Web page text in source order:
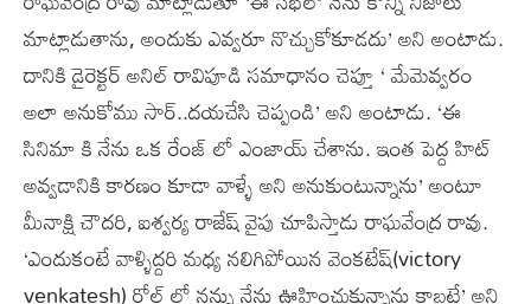
మాట్లాడుతాను, అందుకు ఎవ్వరూ నొచ్చుకోకూడదు’ అని అంటాడు.
దానికి డైరెక్టర్ అనిల్ రావిపూడి సమాధానం చెప్తూ ‘ మేమెవ్వరం
అలా అనుకోము సార్..దయచేసి చెప్పండి’ అని అంటాడు. ‘ఈ
సినిమా కి నేను ఒక రేంజ్ లో ఎంజాయ్ చేశాను. ఇంత పెద్ద హిట్
అవ్వడానికి కారణం కూడా వాళ్ళే అని అనుకుంటున్నాను’ అంటూ
మీనాక్షి చౌదరి, ఐశ్వర్య రాజేష్ వైపు చూపిస్తాడు రాఘవేంద్ర రావు.
‘ఎందుకంటే వాళ్ళిద్దరి మధ్య నలిగిపోయిన వెంకటేష్(victory
venkatesh) రోల్ లో నన్ను నేను ఊహించుకున్నాను కాబట్టే’ అని